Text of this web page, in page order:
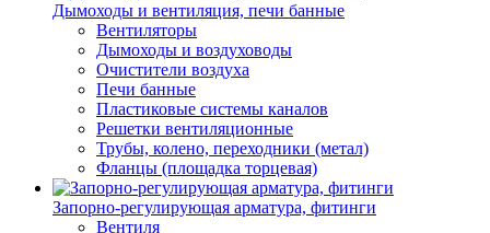
Дымоходы и вентиляция, печи банные
Вентиляторы
Дымоходы и воздуховоды
Очистители воздуха
Печи банные
Пластиковые системы каналов
Решетки вентиляционные
Трубы, колено, переходники (метал)
Фланцы (площадка торцевая)
Запорно-регулирующая арматура, фитинги
Вентиля